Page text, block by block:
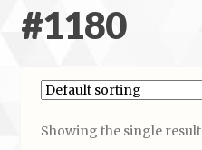
#1180
Showing the single result